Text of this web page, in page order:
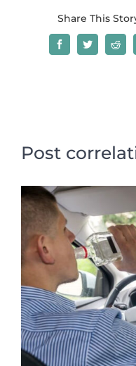
Share This
FacebookTwitter
Post